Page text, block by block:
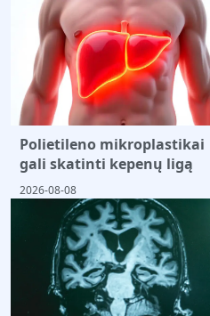
Polietileno mikroplastikai
gali skatinti kepenų ligą
2026-08-08